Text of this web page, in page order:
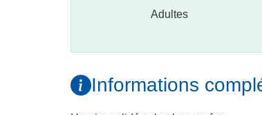
Adultes
Informations